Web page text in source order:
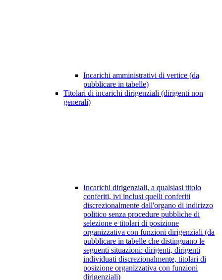
Incarichi amministrativi di vertice (da
pubblicare in tabelle)
Titolari di incarichi dirigenziali (dirigenti non
generali)
Incarichi dirigenziali, a qualsiasi titolo
conferiti, ivi inclusi quelli conferiti
discrezionalmente dall'organo di indirizzo
politico senza procedure pubbliche di
selezione e titolari di posizione
organizzativa con funzioni dirigenziali (da
pubblicare in tabelle che distinguano le
seguenti situazioni: dirigenti, dirigenti
individuati discrezionalmente, titolari di
posizione organizzativa con funzioni
dirigenziali)